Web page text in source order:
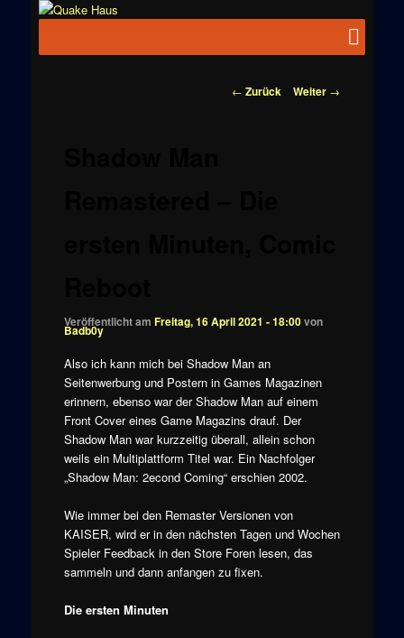
News zu
Beitragsnavigation
← Zurück Weiter →
Veröffentlicht am Freitag, 16 April 2021 - 18:00von
Badb0y
Also ich kann mich bei Shadow Man an
Seitenwerbung und Postern in Games Magazinen
erinnern, ebenso war der Shadow Man auf einem
Front Cover eines Game Magazins drauf. Der
Shadow Man war kurzzeitig überall, allein schon
weils ein Multiplattform Titel war. Ein Nachfolger
„Shadow Man: 2econd Coming“ erschien 2002.
Wie immer bei den Remaster Versionen von
KAISER, wird er in den nächsten Tagen und Wochen
Spieler Feedback in den Store Foren lesen, das
sammeln und dann anfangen zu fixen.
Die ersten Minuten